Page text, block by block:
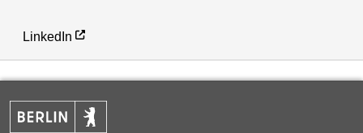
LinkedIn